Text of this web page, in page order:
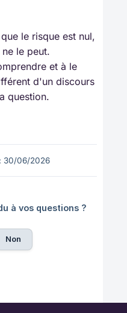
le risque est nul,
le peut.
et à le
d'un discours
question.
30/06/2026
à vos questions ?
Non